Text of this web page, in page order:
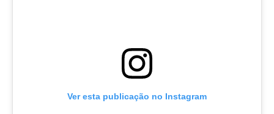
Ver esta publicação no Instagram